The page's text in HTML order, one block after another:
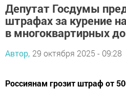
Депутат Госдумы
штрафах за курение
в многоквартирных
Автор, 29 октября 2025 - 09:28
Россиянам грозит штраф от